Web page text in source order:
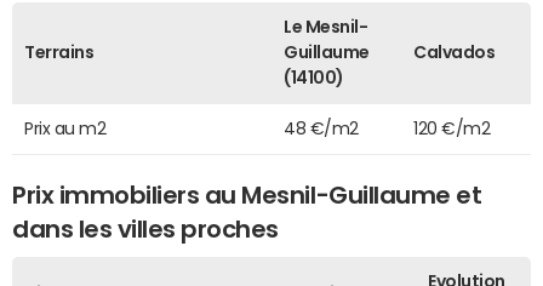
Terrains
Le Mesnil-
Guillaume
(14100)
Calvados
Prix au m2 48 €/m2 120 €/m2
Prix immobiliers au Mesnil-Guillaume et
dans les villes proches
Evolution